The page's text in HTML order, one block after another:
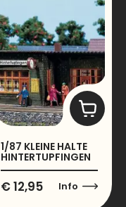
1/87 KLEINE HALTE
HINTERTUPFINGEN
€12,95 Info